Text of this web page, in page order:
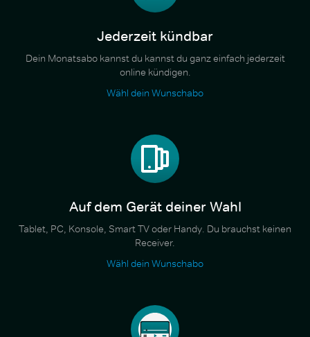
Jederzeit kündbar
Dein Monatsabo kannst du kannst du ganz einfach jederzeit
online kündigen.
Wähl dein Wunschabo
Auf dem Gerät deiner Wahl
Tablet, PC, Konsole, Smart TV oder Handy. Du brauchst keinen
Receiver.
Wähl dein Wunschabo